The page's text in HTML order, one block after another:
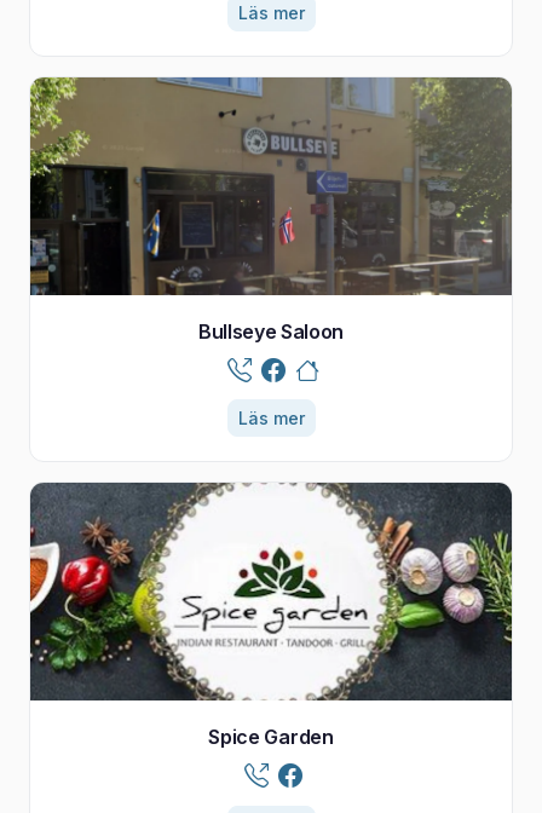
Läs mer
Bullseye Saloon
Läs mer
Spice Garden